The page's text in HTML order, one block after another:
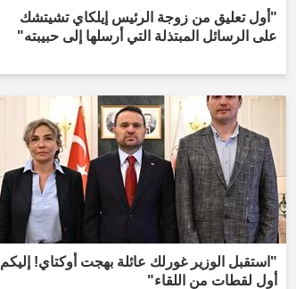
"أول تعليق من زوجة الرئيس إيلكاي تشيتشك
على الرسائل المبتذلة التي أرسلها إلى حبيبته"
"استقبل الوزير غورلك عائلة بهجت أوكتاي! إليكم
أول لقطات من اللقاء"